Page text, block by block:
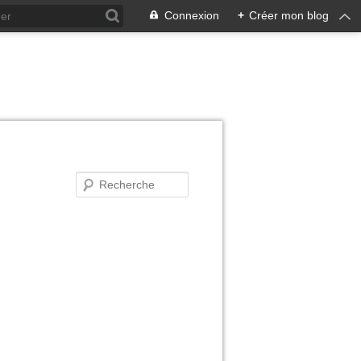
Connexion + Créer mon blog